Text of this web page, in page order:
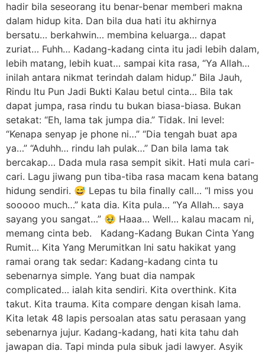
hadir bila seseorang itu benar-benar memberi makna
dalam hidup kita. Dan bila dua hati itu akhirnya
bersatu… berkahwin… membina keluarga… dapat
zuriat… Fuhh… Kadang-kadang cinta itu jadi lebih dalam,
lebih matang, lebih kuat… sampai kita rasa, “Ya Allah…
inilah antara nikmat terindah dalam hidup.” Bila Jauh,
Rindu Itu Pun Jadi Bukti Kalau betul cinta… Bila tak
dapat jumpa, rasa rindu tu bukan biasa-biasa. Bukan
setakat: “Eh, lama tak jumpa dia.” Tidak. Ini level:
“Kenapa senyap je phone ni…” “Dia tengah buat apa
ya…” “Aduhh… rindu lah pulak…” Dan bila lama tak
bercakap… Dada mula rasa sempit sikit. Hati mula cari-
cari. Lagu jiwang pun tiba-tiba rasa macam kena batang
hidung sendiri. 😅 Lepas tu bila finally call… “I miss you
sooooo much…” kata dia. Kita pula… “Ya Allah… saya
sayang you sangat…” 🥹 Haaa… Well… kalau macam ni,
memang cinta beb. Kadang-Kadang Bukan Cinta Yang
Rumit… Kita Yang Merumitkan Ini satu hakikat yang
ramai orang tak sedar: Kadang-kadang cinta tu
sebenarnya simple. Yang buat dia nampak
complicated… ialah kita sendiri. Kita overthink. Kita
takut. Kita trauma. Kita compare dengan kisah lama.
Kita letak 48 lapis persoalan atas satu perasaan yang
sebenarnya jujur. Kadang-kadang, hati kita tahu dah
jawapan dia. Tapi minda pula sibuk jadi lawyer. Asyik